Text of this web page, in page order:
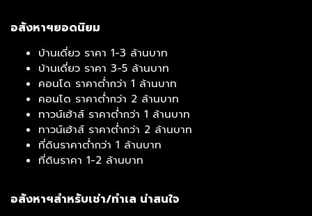
อสังหาฯยอดนิยม
บ้านเดี่ยว ราคา 1-3 ล้านบาท
บ้านเดี่ยว ราคา 3-5 ล้านบาท
คอนโด ราคาต่ำกว่า 1 ล้านบาท
คอนโด ราคาต่ำกว่า 2 ล้านบาท
ทาวน์เฮ้าส์ ราคาต่ำกว่า 1 ล้านบาท
ทาวน์เฮ้าส์ ราคาต่ำกว่า 2 ล้านบาท
ที่ดินราคาต่ำกว่า 1 ล้านบาท
ที่ดินราคา 1-2 ล้านบาท
อสังหาฯสำหรับเช่า/ทำเล น่าสนใจ